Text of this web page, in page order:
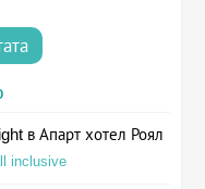
в Апарт хотел Роял
inclusive